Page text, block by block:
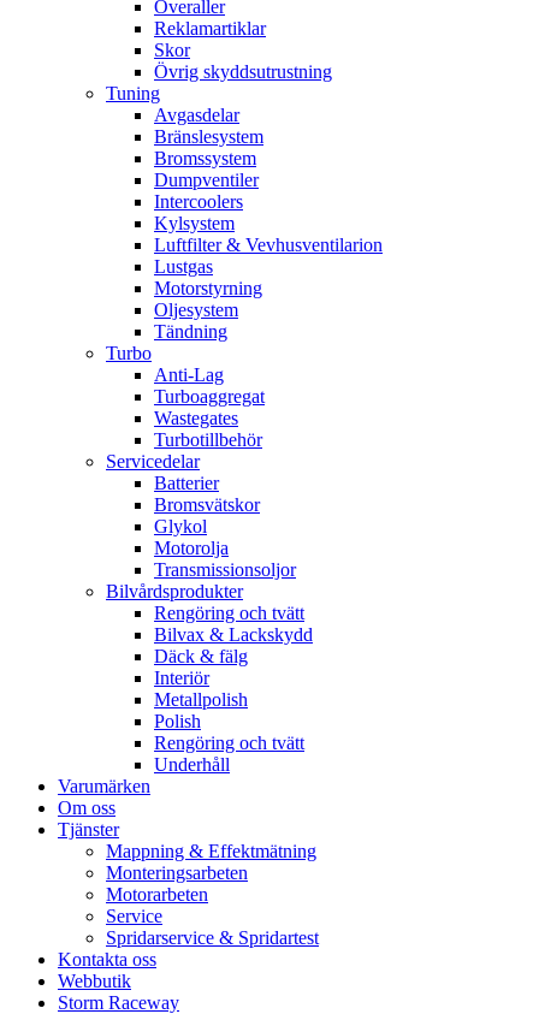
Overaller
Reklamartiklar
Skor
Övrig skyddsutrustning
Tuning
Avgasdelar
Bränslesystem
Bromssystem
Dumpventiler
Intercoolers
Kylsystem
Luftfilter & Vevhusventilarion
Lustgas
Motorstyrning
Oljesystem
Tändning
Turbo
Anti-Lag
Turboaggregat
Wastegates
Turbotillbehör
Servicedelar
Batterier
Bromsvätskor
Glykol
Motorolja
Transmissionsoljor
Bilvårdsprodukter
Rengöring och tvätt
Bilvax & Lackskydd
Däck & fälg
Interiör
Metallpolish
Polish
Rengöring och tvätt
Underhåll
Varumärken
Om oss
Tjänster
Mappning & Effektmätning
Monteringsarbeten
Motorarbeten
Service
Spridarservice & Spridartest
Kontakta oss
Webbutik
Storm Raceway